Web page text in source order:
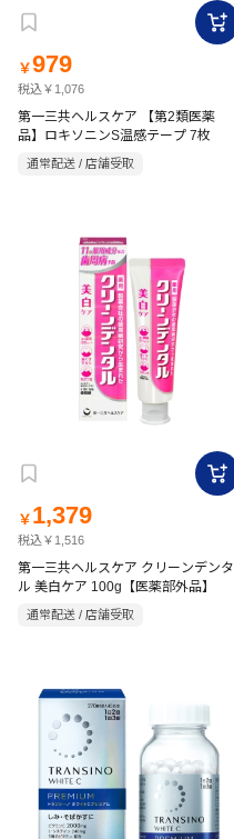
￥979
税込￥1,076
第一三共ヘルスケア 【第2類医薬
品】ロキソニンS温感テープ 7枚
通常配送 / 店舗受取
￥ 1,379
税込￥1,516
第一三共ヘルスケア クリーンデンタ
ル 美白ケア 100g【医薬部外品】
通常配送 / 店舗受取